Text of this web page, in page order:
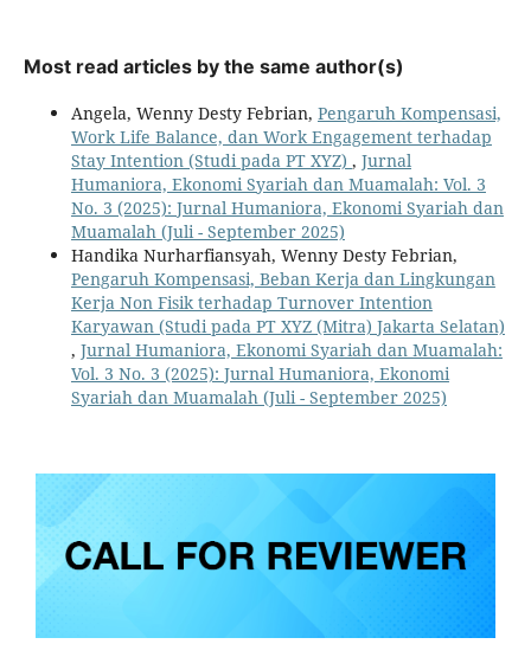
Most read articles by the same author(s)
Angela, Wenny Desty Febrian, Pengaruh Kompensasi,
Work Life Balance, dan Work Engagement terhadap
Stay Intention (Studi pada PT XYZ) , Jurnal
Humaniora, Ekonomi Syariah dan Muamalah: Vol. 3
No. 3 (2025): Jurnal Humaniora, Ekonomi Syariah dan
Muamalah (Juli - September 2025)
Handika Nurharfiansyah, Wenny Desty Febrian,
Pengaruh Kompensasi, Beban Kerja dan Lingkungan
Kerja Non Fisik terhadap Turnover Intention
Karyawan (Studi pada PT XYZ (Mitra) Jakarta Selatan)
, Jurnal Humaniora, Ekonomi Syariah dan Muamalah:
Vol. 3 No. 3 (2025): Jurnal Humaniora, Ekonomi
Syariah dan Muamalah (Juli - September 2025)